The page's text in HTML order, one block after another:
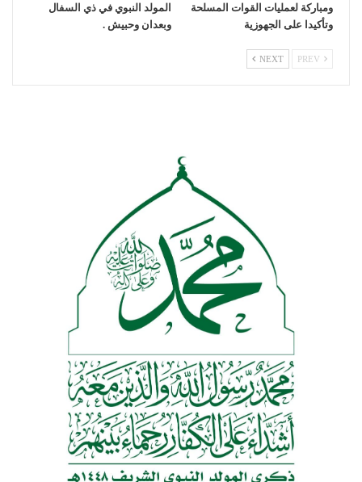
ومباركة لعمليات القوات المسلحة
وتأكيدا على الجهوزية
المولد النبوي في ذي السفال
وبعدان وحبيش .
NEXT